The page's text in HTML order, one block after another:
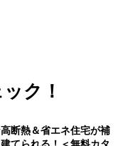
ク！
断熱＆省エネ住宅が補
てられる！＜無料カタ